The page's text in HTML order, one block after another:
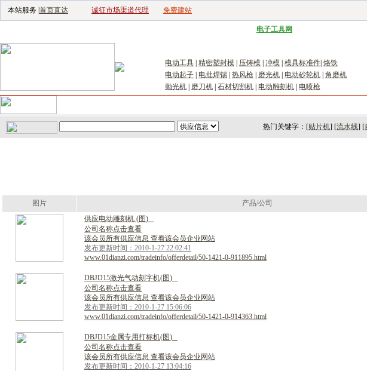
本站服务 | 首页直达 诚征市场渠道代理 免费建站
电子工具网
电动工具 精密塑封模 压铸模 冲模 模具标准件 烙铁
电动起子
电批焊锡 热风枪 磨光机 电动砂轮机 角磨机
抛光机
磨刀机 石材切割机 电动雕刻机 电喷枪
热门关键字：[贴片机] [流水线] [
图片
产品/公司
供应电动雕刻 机 (图)
公司名称点击查看
该会员所有供应信息 查看该会员企业网站
发布更新时间：2010-1-27 22:02:41
www.01dianzi.com/tradeinfo/offerdetail/50-1421-0-911895.html
DBJD15激光气动刻 字机(图)
公司名称点击查看
该会员所有供应信息 查看该会员企业网站
发布更新时间：2010-1-27 15:06:06
www.01dianzi.com/tradeinfo/offerdetail/50-1421-0-914363.html
DBJD15金属专用打标机(图)
公司名称点击查看
该会员所有供应信息 查看该会员企业网站
发布更新时间：2010-1-27 13:04:16